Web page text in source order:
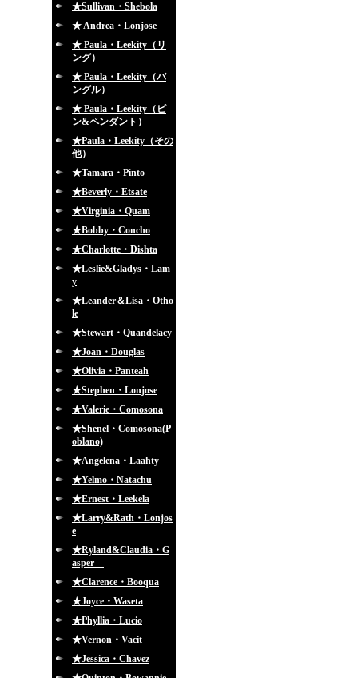
★Sullivan・Shebola
★ Andrea・Lonjose
★ Paula・Leekity（リ
ング）
★ Paula・Leekity（バ
ングル）
★ Paula・Leekity（ピ
ン&ペンダント）
★Paula・Leekity（その
他）
★Tamara・Pinto
★Beverly・Etsate
★Virginia・Quam
★Bobby・Concho
★Charlotte・Dishta
★Leslie&Gladys・Lam
y
★Leander＆Lisa・Otho
le
★Stewart・Quandelacy
★Joan・Douglas
★Olivia・Panteah
★Stephen・Lonjose
★Valerie・Comosona
★Shenel・Comosona(P
oblano)
★Angelena・Laahty
★Yelmo・Natachu
★Ernest・Leekela
★Larry&Rath・Lonjos
e
★Ryland&Claudia・G
asper
★Clarence・Booqua
★Joyce・Waseta
★Phyllia・Lucio
★Vernon・Vacit
★Jessica・Chavez